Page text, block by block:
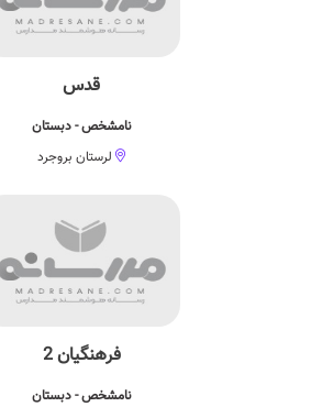
قدس
نامشخص - دبستان
لرستان بروجرد
فرهنگیان 2
نامشخص - دبستان